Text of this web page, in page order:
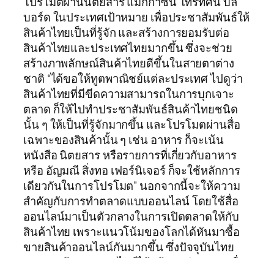
บอร์ด ในประเทศเป้าหมาย เพื่อประชาสัมพันธ์ให้
สินค้าไทยเป็นที่รู้จัก และสร้างการยอมรับต่อ
สินค้าไทยและประเทศไทยมากขึ้น ซึ่งจะช่วย
สร้างภาพลักษณ์สินค้าไทยดีขึ้นในสายตาต่าง
ชาติ “ได้ขอให้ทูตพาณิชย์แต่ละประเทศ ไปดูว่า
สินค้าไทยที่มีขีดความสามารถในการบุกเจาะ
ตลาด ก็ให้ไปทำประชาสัมพันธ์สินค้าไทยชนิด
นั้น ๆ ให้เป็นที่รู้จักมากขึ้น และโปรโมตผ่านสื่อ
เฉพาะของสินค้านั้น ๆ เช่น อาหาร ก็จะเน้น
หนังสือ นิตยสาร หรือรายการที่เกี่ยวกับอาหาร
หรือ อัญมณี สิ่งทอ เฟอร์นิเจอร์ ก็จะใช้หลักการ
เดียวกันในการโปรโมต” นอกจากนี้จะให้ความ
สำคัญกับการทำตลาดแบบออนไลน์ โดยใช้สื่อ
ออนไลน์มาเป็นตัวกลางในการเปิดตลาดให้กับ
สินค้าไทย เพราะแนวโน้มของโลกได้หันมาซื้อ
ขายสินค้าออนไลน์กันมากขึ้น ซึ่งปัจจุบันไทย